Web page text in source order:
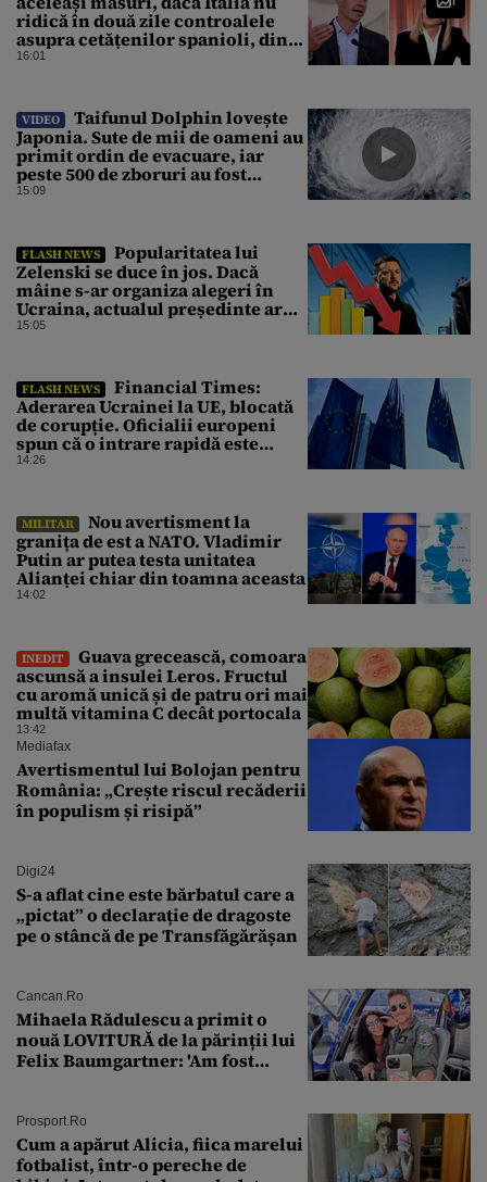
ridică în două zile controalele
asupra cetățenilor spanioli, din
cauza crizei migrației
16:01
VIDEO
Taifunul Dolphin lovește
Japonia. Sute de mii de oameni au
primit ordin de evacuare, iar
peste 500 de zboruri au fost
anulate
15:09
FLASH NEWS
Popularitatea lui
Zelenski se duce în jos. Dacă
mâine s-ar organiza alegeri în
Ucraina, actualul președinte ar
pierde categoric în turul al doilea
15:05
FLASH NEWS
Financial Times:
Aderarea Ucrainei la UE, blocată
de corupție. Oficialii europeni
spun că o intrare rapidă este
imposibilă
14:26
MILITAR
Nou avertisment la
granița de est a NATO. Vladimir
Putin ar putea testa unitatea
Alianței chiar din toamna aceasta
14:02
INEDIT
Guava grecească, comoara
ascunsă a insulei Leros. Fructul
cu aromă unică și de patru ori mai
multă vitamina C decât portocala
13:42
Mediafax
Avertismentul lui Bolojan pentru
România: „Crește riscul recăderii
în populism și risipă”
Digi24
S-a aflat cine este bărbatul care a
„pictat” o declarație de dragoste
pe o stâncă de pe Transfăgărășan
Cancan.ro
Mihaela Rădulescu a primit o
nouă LOVITURĂ de la părinții lui
Felix Baumgartner: 'Am fost
Prosport.ro
Cum a apărut Alicia, fiica marelui
fotbalist, într-o pereche de